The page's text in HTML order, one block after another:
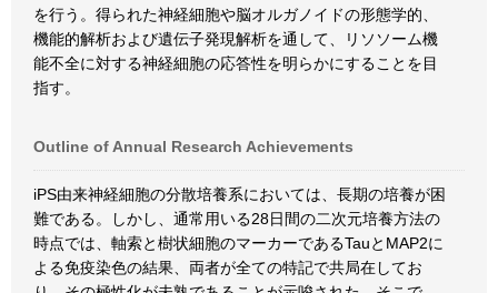
を行う。得られた神経細胞や脳オルガノイドの形態学的、
機能的解析および遺伝子発現解析を通して、リソソーム機
能不全に対する神経細胞の応答性を明らかにすることを目
指す。
Outline of Annual Research Achievements
iPS由来神経細胞の分散培養系においては、長期の培養が困
難である。しかし、通常用いる28日間の二次元培養方法の
時点では、軸索と樹状細胞のマーカーであるTauとMAP2に
よる免疫染色の結果、両者が全ての特記で共局在してお